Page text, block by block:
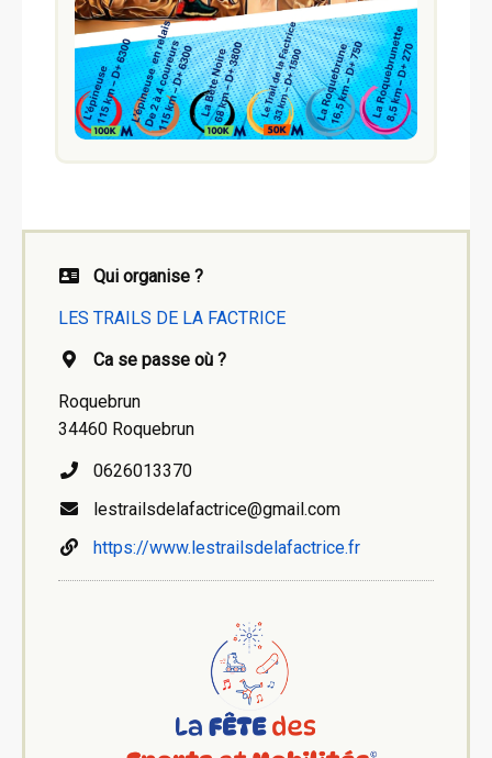
Qui organise ?
LES TRAILS DE LA FACTRICE
Ca se passe où ?
Roquebrun
34460 Roquebrun
0626013370
lestrailsdelafactrice@gmail.com
https://www.lestrailsdelafactrice.fr